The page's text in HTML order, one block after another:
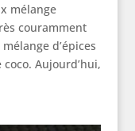
mélange
couramment
d’épices
Aujourd’hui,